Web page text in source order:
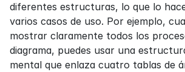
diferentes estructuras, lo que lo
varios casos de uso. Por ejemplo,
mostrar claramente todos los
diagrama, puedes usar una
mental que enlaza cuatro tablas de